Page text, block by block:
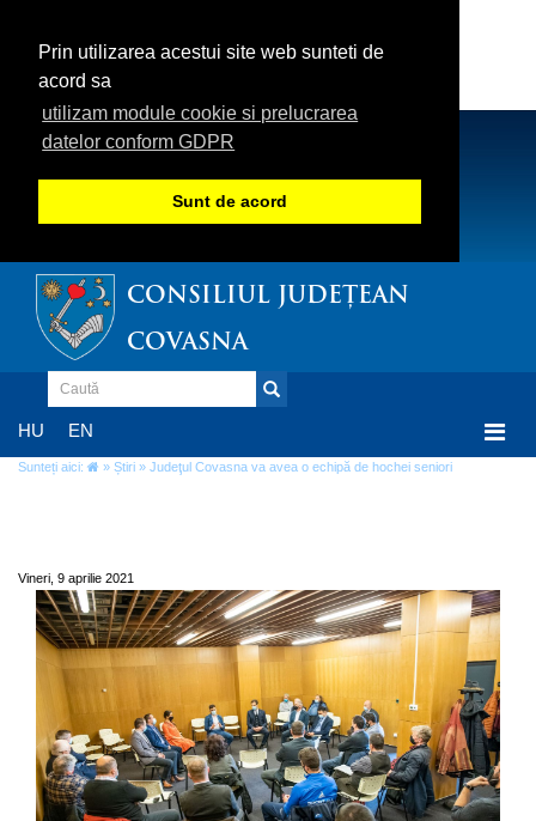
Prin utilizarea acestui site web sunteti de
acord sa
utilizam module cookie si prelucrarea
datelor conform GDPR
Sunt de acord
CONSILIUL JUDEȚEAN
COVASNA
HU EN
Sunteți aici: » Știri » Judeţul Covasna va avea o echipă de hochei seniori
Vineri, 9 aprilie 2021